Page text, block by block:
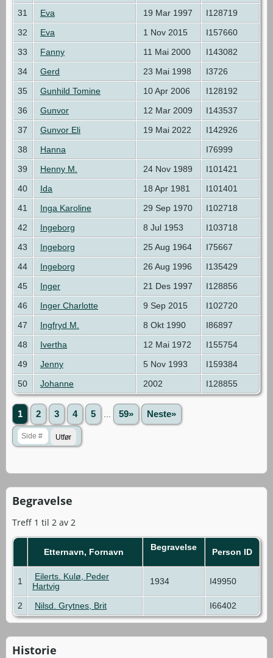
31 Eva 19 Mar 1997
I128719
32
Eva 1 Nov 2015
I157660
33
Fanny 11 Mai 2000
I143082
34
Gerd 23 Mai 1998
I3726
35
Gunhild Tomine 10 Apr 2006
I128192
36
Gunvor 12 Mar 2009
I143537
37
Gunvor Eli 19 Mai 2022
I142926
38
Hanna
I76999
39
Henny M. 24 Nov 1989
I101421
40
Ida 18 Apr 1981
I101401
41
Inga Karoline 29 Sep 1970
I102718
42
Ingeborg 8 Jul 1953
I103718
43
Ingeborg 25 Aug 1964
I75667
44
Ingeborg 26 Aug 1996
I135429
45
Inger 21 Des 1997
I128856
46
Inger Charlotte 9 Sep 2015
I102720
47
Ingfryd M. 8 Okt 1990
I86897
48
Ivertha 12 Mai 1972
I155754
49
Jenny 5 Nov 1993
I159384
50
Johanne 2002 I128855
1 2 3 4 5 59» Neste»
Begravelse
Treff 1 til 2 av 2
Etternavn, Fornavn Begravelse Person ID
1
Eilerts. Kulø, Peder
Hartvig
1934 I49950
2 Nilsd. Grytnes, Brit I66402
Historie